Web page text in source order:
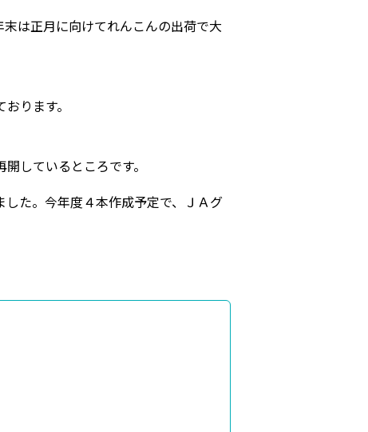
は正月に向けてれんこんの出荷で大
ります。
しているところです。
た。今年度４本作成予定で、ＪＡグ